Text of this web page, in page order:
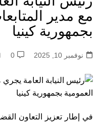
مع مدير
بجمهورية كينيا
نوفمبر 10, 2025 0
في إطار تعزيز التعاون